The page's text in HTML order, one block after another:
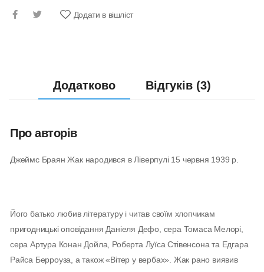
Додати в вішліст
Додатково Відгуків (3)
Про авторів
Джеймс Браян Жак народився в Ліверпулі 15 червня 1939 р.
Його батько любив літературу і читав своїм хлопчикам
пригодницькі оповідання Даніеля Дефо, сера Томаса Мелорі,
сера Артура Конан Дойла, Роберта Луїса Стівенсона та Едгара
Райса Берроуза, а також «Вітер у вербах». Жак рано виявив